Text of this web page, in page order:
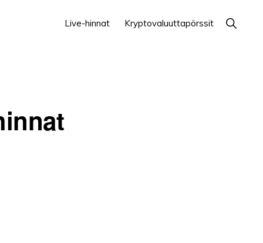
Live-hinnat Kryptovaluuttapörssit Näytä
haku